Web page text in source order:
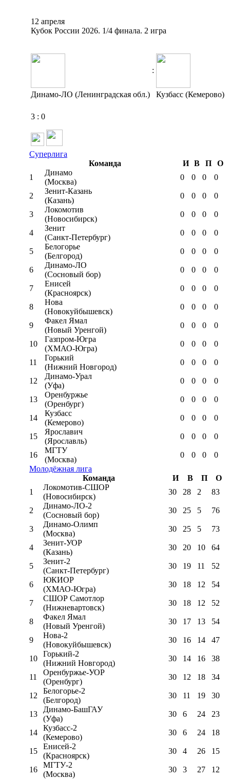
12 апреля
Кубок России 2026. 1/4 финала. 2 игра
:
Динамо-ЛО (Ленинградская обл.) Кузбасс (Кемерово)
3 : 0
Суперлига
Команда
И В П
О
1
Динамо
(Москва)
0 0 0 0
2
Зенит-Казань
(Казань)
0 0 0 0
3
Локомотив
(Новосибирск)
0 0 0 0
4
Зенит
(Санкт-Петербург)
0 0 0 0
5
Белогорье
(Белгород)
0 0 0 0
6
Динамо-ЛО
(Сосновый бор)
0 0 0 0
7
Енисей
(Красноярск)
0 0 0 0
8
Нова
(Новокуйбышевск)
0 0 0 0
9
Факел Ямал
(Новый Уренгой)
0 0 0 0
10
Газпром-Югра
(ХМАО-Югра)
0 0 0 0
11
Горький
(Нижний Новгород)
0 0 0 0
12
Динамо-Урал
(Уфа)
0 0 0 0
13
Оренбуржье
(Оренбург)
0 0 0 0
14
Кузбасс
(Кемерово)
0 0 0 0
15
Ярославич
(Ярославль)
0 0 0 0
16
МГТУ
(Москва)
0 0 0
0
Молодёжная лига
Команда
И В П
О
1
Локомотив-CШОР
(Новосибирск)
30 28 2 83
2
Динамо-ЛО-2
(Сосновый бор)
30 25 5 76
3
Динамо-Олимп
(Москва)
30 25 5 73
4
Зенит-УОР
(Казань)
30 20 10 64
5
Зенит-2
(Санкт-Петербург)
30 19 11 52
6
ЮКИОР
(ХМАО-Югра)
30 18 12 54
7
СШОР Самотлор
(Нижневартовск)
30 18 12 52
8
Факел Ямал
(Новый Уренгой)
30 17 13 54
9
Нова-2
(Новокуйбышевск)
30 16 14 47
10
Горький-2
(Нижний Новгород)
30 14 16 38
11
Оренбуржье-УОР
(Оренбург)
30 12 18 34
12
Белогорье-2
(Белгород)
30 11 19 30
13
Динамо-БашГАУ
(Уфа)
30 6 24 23
14
Кузбасс-2
(Кемерово)
30 6 24 18
15
Енисей-2
(Красноярск)
30 4 26 15
16
МГТУ-2
(Москва)
30 3 27 12